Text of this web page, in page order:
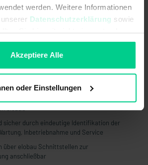
werden. Weitere Informationen
Datenschutzerklärung sowie
Sie hiermit nicht einverstanden
Verwendung von Cookies hier
Akzeptiere Alle
oder Einstellungen
zu 4 Sicherheitsfunktionen in einer
der Sicherheitsausgänge (Relais)
ermöglicht eine wirtschaftliche
weniger Platzbedarf im Schaltschrank – das
elobau
sicher durch eindeutige Identifikation der
Inbetriebnahme und Service
über elobau Schnittstellen zur
anschließbar